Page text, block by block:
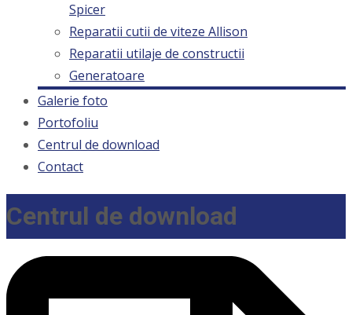
Spicer
Reparatii cutii de viteze Allison
Reparatii utilaje de constructii
Generatoare
Galerie foto
Portofoliu
Centrul de download
Contact
Centrul de download